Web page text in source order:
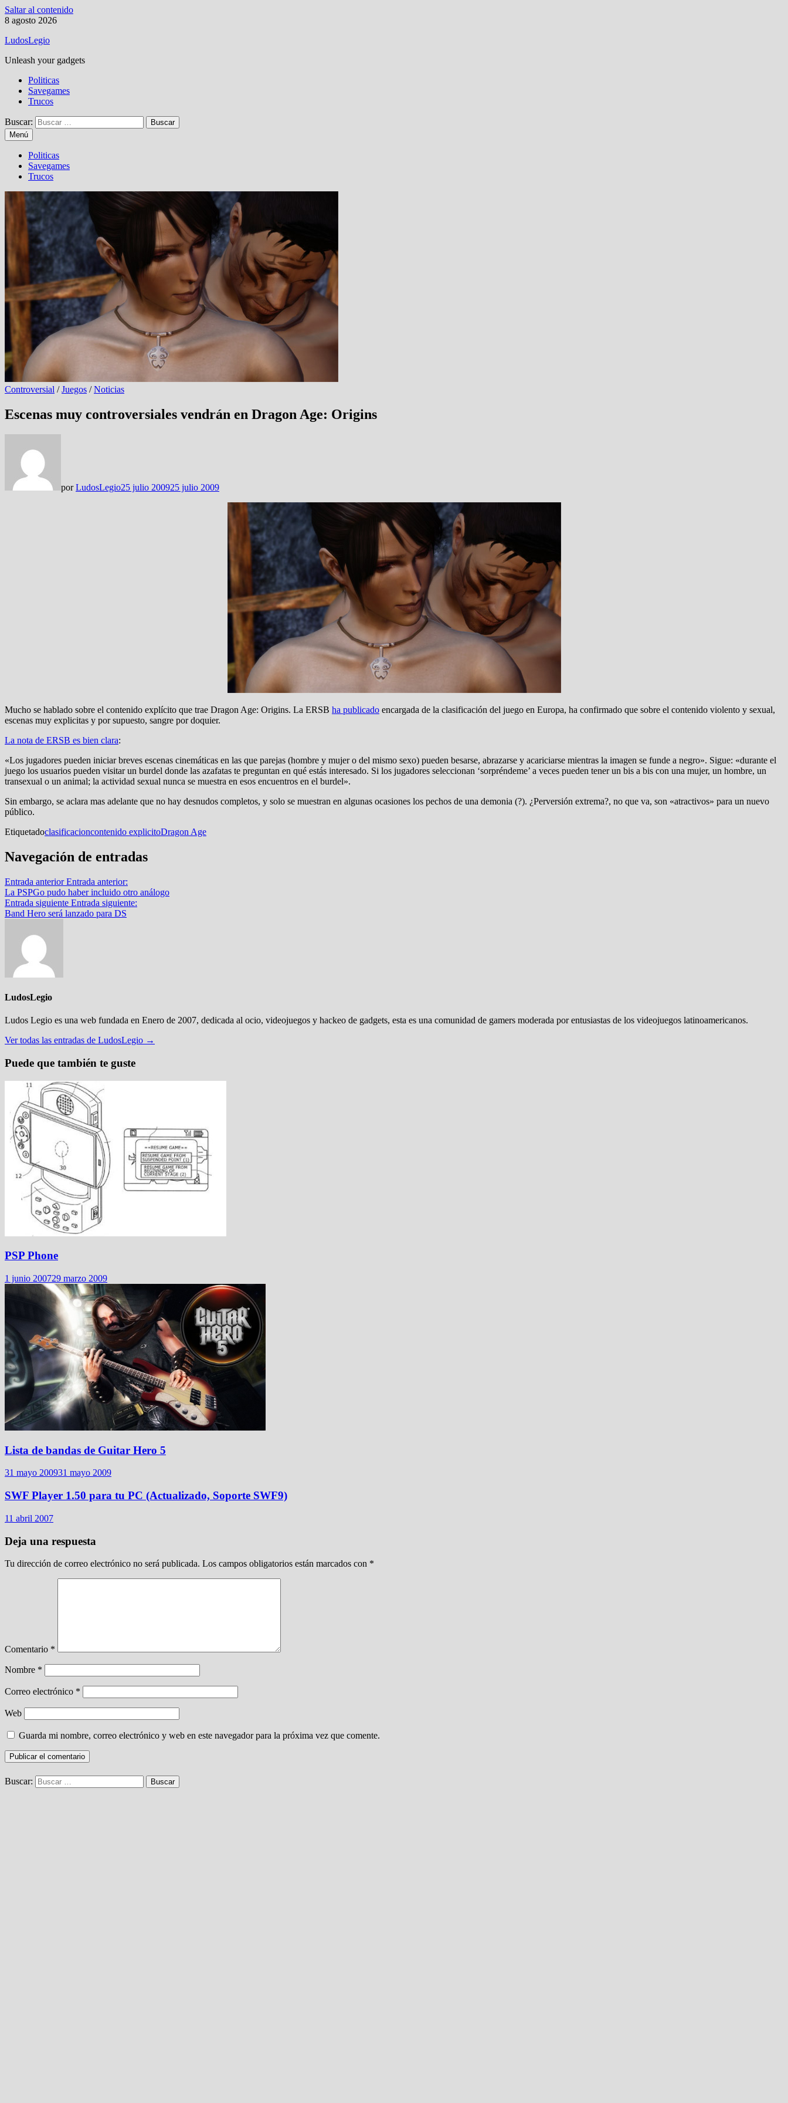
Saltar al contenido
8 agosto 2026
LudosLegio
Unleash your gadgets
Politicas
Savegames
Trucos
Buscar:
Menú
Politicas
Savegames
Trucos
Controversial /Juegos /Noticias
Escenas muy controversiales vendrán en Dragon Age: Origins
porLudosLegio25 julio 200925 julio 2009
Mucho se hablado sobre el contenido explícito que trae Dragon Age: Origins. La ERSB ha publicado encargada de la clasificación del juego en Europa, ha confirmado que sobre el contenido violento y sexual,
escenas muy explicitas y por supuesto, sangre por doquier.
La nota de ERSB es bien clara:
«Los jugadores pueden iniciar breves escenas cinemáticas en las que parejas (hombre y mujer o del mismo sexo) pueden besarse, abrazarse y acariciarse mientras la imagen se funde a negro». Sigue: «durante el
juego los usuarios pueden visitar un burdel donde las azafatas te preguntan en qué estás interesado. Si los jugadores seleccionan ‘sorpréndeme’ a veces pueden tener un bis a bis con una mujer, un hombre, un
transexual o un animal; la actividad sexual nunca se muestra en esos encuentros en el burdel».
Sin embargo, se aclara mas adelante que no hay desnudos completos, y solo se muestran en algunas ocasiones los pechos de una demonia (?). ¿Perversión extrema?, no que va, son «atractivos» para un nuevo
público.
Etiquetadoclasificacioncontenido explicitoDragon Age
Navegación de entradas
Entrada anterior Entrada anterior:
La PSPGo pudo haber incluido otro análogo
Entrada siguiente Entrada siguiente:
Band Hero será lanzado para DS
LudosLegio
Ludos Legio es una web fundada en Enero de 2007, dedicada al ocio, videojuegos y hackeo de gadgets, esta es una comunidad de gamers moderada por entusiastas de los videojuegos latinoamericanos.
Ver todas las entradas de LudosLegio →
Puede que también te guste
PSP Phone
1 junio 200729 marzo 2009
Lista de bandas de Guitar Hero 5
31 mayo 200931 mayo 2009
SWF Player 1.50 para tu PC (Actualizado, Soporte SWF9)
11 abril 2007
Deja una respuesta
Tu dirección de correo electrónico no será publicada. Los campos obligatorios están marcados con *
Comentario *
Nombre *
Correo electrónico *
Web
Guarda mi nombre, correo electrónico y web en este navegador para la próxima vez que comente.
Buscar: